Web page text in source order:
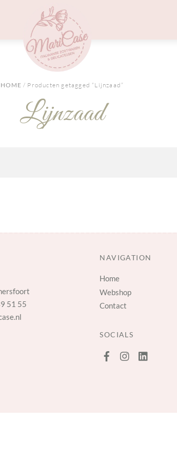
Menu
HOME / Producten getagged “Lijnzaad”
Lijnzaad
51 55
NAVIGATION
Home
Webshop
Contact
SOCIALS